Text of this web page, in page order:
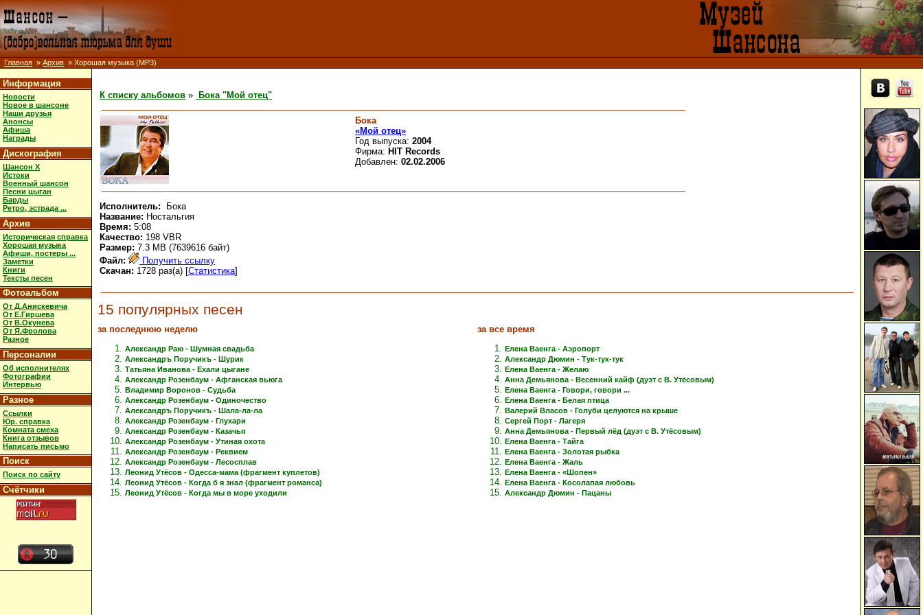
Главная » Архив » Хорошая музыка (MP3)
Информация
Новости
Новое в шансоне
Наши друзья
Анонсы
Афиша
Награды
Дискография
Шансон X
Истоки
Военный шансон
Песни цыган
Барды
Ретро, эстрада ...
Архив
Историческая справка
Хорошая музыка
Афиши, постеры ...
Заметки
Книги
Тексты песен
Фотоальбом
От Д.Анискевича
От Е.Гиршева
От В.Окунева
От Я.Фролова
Разное
Персоналии
Об исполнителях
Фотографии
Интервью
Разное
Ссылки
Юр. справка
Комната смеха
Книга отзывов
Написать письмо
Поиск
Поиск по сайту
Счётчики
К списку альбомов » Бока "Мой отец"
Бока
«Мой отец»
Год выпуска: 2004
Фирма: HIT Records
Добавлен: 02.02.2006
Исполнитель: Бока
Название: Ностальгия
Время: 5:08
Качество: 198 VBR
Размер: 7.3 MB (7639616 байт)
Файл:
Получить ссылку
Скачан: 1728 раз(а) [Статистика]
15 популярных песен
за последнюю неделю
Александр Раю - Шумная свадьба
Александръ Поручикъ - Шурик
Татьяна Иванова - Ехали цыгане
Александр Розенбаум - Афганская вьюга
Владимир Воронов - Судьба
Александр Розенбаум - Одиночество
Александръ Поручикъ - Шала-ла-ла
Александр Розенбаум - Глухари
Александр Розенбаум - Казачья
Александр Розенбаум - Утиная охота
Александр Розенбаум - Реквием
Александр Розенбаум - Лесосплав
Леонид Утёсов - Одесса-мама (фрагмент куплетов)
Леонид Утёсов - Когда б я знал (фрагмент романса)
Леонид Утёсов - Когда мы в море уходили
за все время
Елена Ваенга - Аэропорт
Александр Дюмин - Тук-тук-тук
Елена Ваенга - Желаю
Анна Демьянова - Весенний кайф (дуэт с В. Утёсовым)
Елена Ваенга - Говори, говори ...
Елена Ваенга - Белая птица
Валерий Власов - Голуби целуются на крыше
Сергей Порт - Лагеря
Анна Демьянова - Первый лёд (дуэт с В. Утёсовым)
Елена Ваенга - Тайга
Елена Ваенга - Золотая рыбка
Елена Ваенга - Жаль
Елена Ваенга - «Шопен»
Елена Ваенга - Косолапая любовь
Александр Дюмин - Пацаны